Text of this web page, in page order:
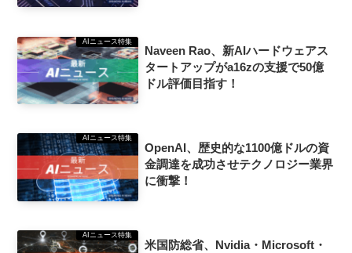
AIニュース特集
Naveen Rao、新AIハードウェアス
タートアップがa16zの支援で50億
ドル評価目指す！
AIニュース特集
OpenAI、歴史的な1100億ドルの資
金調達を成功させテクノロジー業界
に衝撃！
AIニュース特集
米国防総省、Nvidia・Microsoft・